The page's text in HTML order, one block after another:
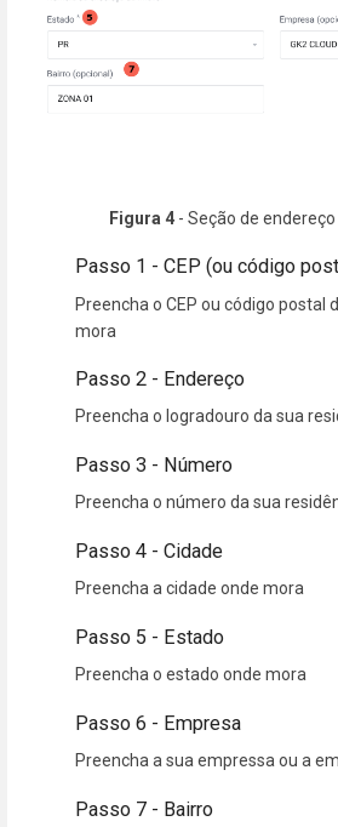
Figura 4 - Seção de
Passo 1 - CEP (ou código
Preencha o CEP ou código postal
mora
Passo 2 - Endereço
Preencha o logradouro da sua
Passo 3 - Número
Preencha o número da sua
Passo 4 - Cidade
Preencha a cidade onde mora
Passo 5 - Estado
Preencha o estado onde mora
Passo 6 - Empresa
Preencha a sua empressa ou a
Passo 7 - Bairro